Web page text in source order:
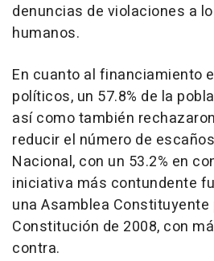
denuncias de violaciones a
humanos.
En cuanto al financiamiento
políticos, un 57.8% de la
así como también
reducir el número de
Nacional, con un 53.2% en
iniciativa más contundente
una Asamblea
Constitución de 2008, con
contra.